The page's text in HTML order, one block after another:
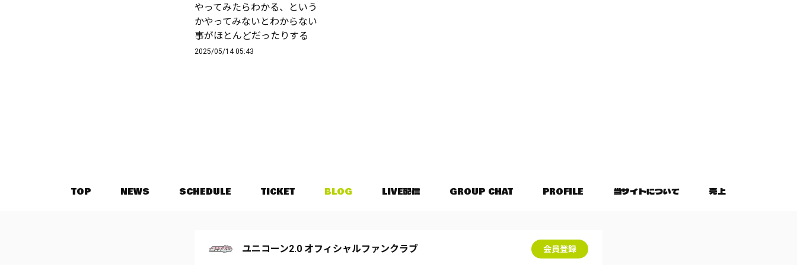
やってみたらわかる、という
かやってみないとわからない
事がほとんどだったりする
2025/05/14 05:43
TOP NEWS SCHEDULE TICKET BLOG LIVE配信 GROUP CHAT PROFILE 当サイトについて 売上
ユニコーン2.0 オフィシャルファンクラブ 会員登録